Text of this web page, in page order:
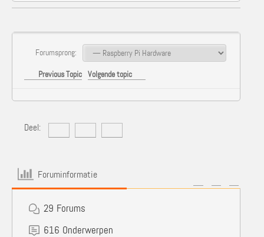
Forumsprong:
Previous Topic Volgende topic
Deel:
Foruminformatie
29 Forums
616 Onderwerpen